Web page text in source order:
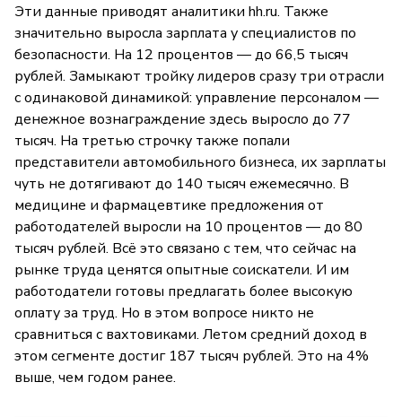
Эти данные приводят аналитики hh.ru. Также
значительно выросла зарплата у специалистов по
безопасности. На 12 процентов — до 66,5 тысяч
рублей. Замыкают тройку лидеров сразу три отрасли
с одинаковой динамикой: управление персоналом —
денежное вознаграждение здесь выросло до 77
тысяч. На третью строчку также попали
представители автомобильного бизнеса, их зарплаты
чуть не дотягивают до 140 тысяч ежемесячно. В
медицине и фармацевтике предложения от
работодателей выросли на 10 процентов — до 80
тысяч рублей. Всё это связано с тем, что сейчас на
рынке труда ценятся опытные соискатели. И им
работодатели готовы предлагать более высокую
оплату за труд. Но в этом вопросе никто не
сравниться с вахтовиками. Летом средний доход в
этом сегменте достиг 187 тысяч рублей. Это на 4%
выше, чем годом ранее.